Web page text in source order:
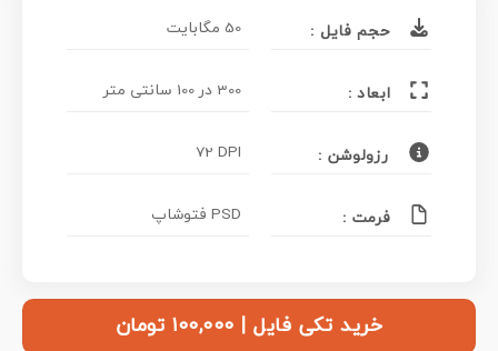
حجم فایل : 50 مگابایت
ابعاد : 300 در 100 سانتی متر
رزولوشن : 72 DPI
فرمت : PSD فتوشاپ
خرید تکی فایل | ۱۰۰,۰۰۰ تومان